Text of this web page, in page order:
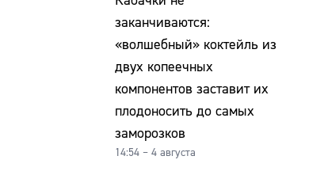
заканчиваются:
«волшебный» коктейль из
двух копеечных
компонентов заставит их
плодоносить до самых
заморозков
14:54 – 4 августа